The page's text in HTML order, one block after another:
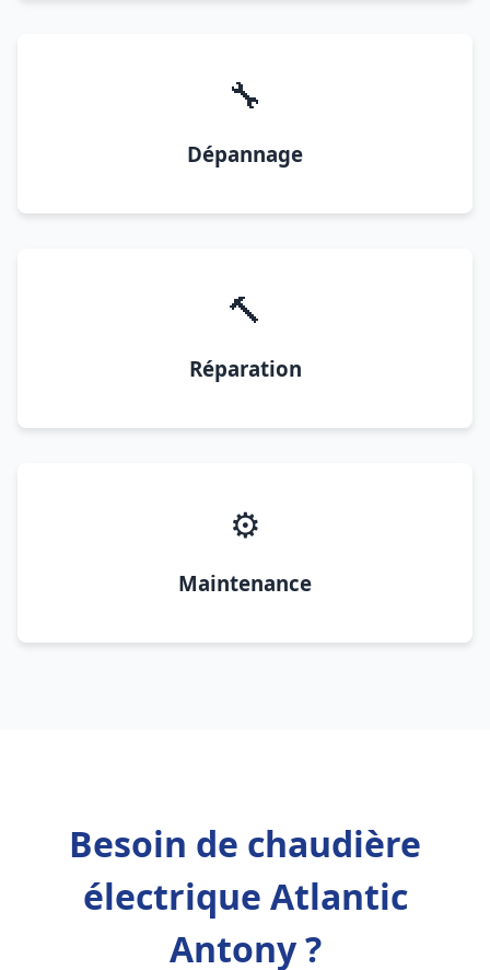
🔧
Dépannage
🔨
Réparation
⚙️
Maintenance
Besoin de chaudière
électrique Atlantic
Antony ?